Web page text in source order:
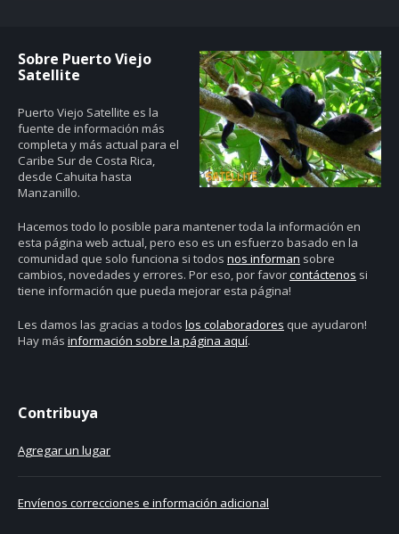
Sobre Puerto Viejo
Satellite
Puerto Viejo Satellite es la
fuente de información más
completa y más actual para el
Caribe Sur de Costa Rica,
desde Cahuita hasta
Manzanillo.
Hacemos todo lo posible para mantener toda la información en
esta página web actual, pero eso es un esfuerzo basado en la
comunidad que solo funciona si todos nos informan sobre
cambios, novedades y errores. Por eso, por favorcontáctenos si
tiene información que pueda mejorar esta página!
Les damos las gracias a todos los colaboradores que ayudaron!
Hay más información sobre la página aquí.
Contribuya
Agregar un lugar
Envíenos correcciones e información adicional